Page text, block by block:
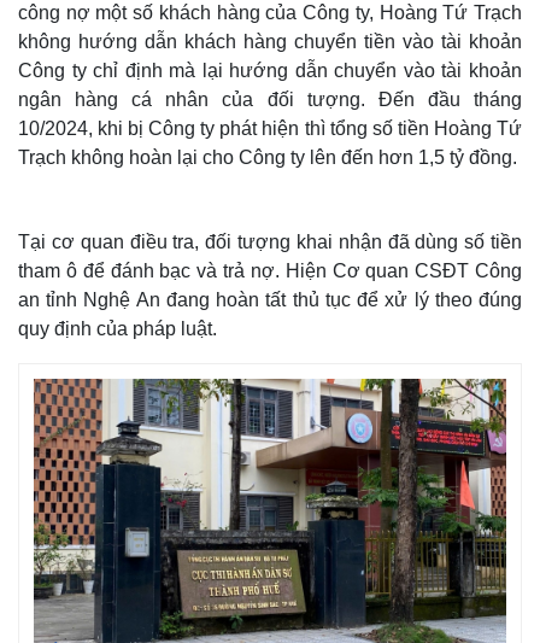
Thế giới
Quan sát
Cuộc sống đó đây
Hồ sơ
Multimedia
Video
Ảnh
E-Magazine
Infographic
công nợ một số khách hàng của Công ty, Hoàng Tứ Trạch
không hướng dẫn khách hàng chuyển tiền vào tài khoản
Công ty chỉ định mà lại hướng dẫn chuyển vào tài khoản
ngân hàng cá nhân của đối tượng. Đến đầu tháng
10/2024, khi bị Công ty phát hiện thì tổng số tiền Hoàng Tứ
Trạch không hoàn lại cho Công ty lên đến hơn 1,5 tỷ đồng.
Tại cơ quan điều tra, đối tượng khai nhận đã dùng số tiền
tham ô để đánh bạc và trả nợ. Hiện Cơ quan CSĐT Công
an tỉnh Nghệ An đang hoàn tất thủ tục để xử lý theo đúng
quy định của pháp luật.